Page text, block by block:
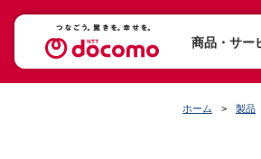
商品・サー
ホーム 製品